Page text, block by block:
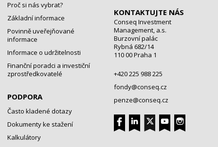
Proč si nás vybrat?
Základní informace
Povinně uveřejňované
informace
Informace o udržitelnosti
Finanční poradci a investiční
zprostředkovatelé
PODPORA
Často kladené dotazy
Dokumenty ke stažení
Kalkulátory
KONTAKTUJTE NÁS
Conseq Investment
Management, a.s.
Burzovní palác
Rybná 682/14
110 00 Praha 1
+420 225 988 225
fondy@conseq.cz
penze@conseq.cz